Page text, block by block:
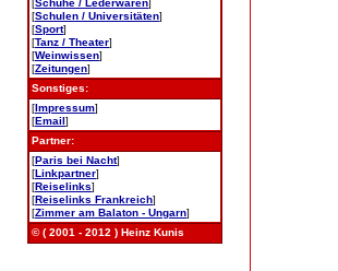
[Schuhe / Lederwaren]
[Schulen / Universitäten]
[Sport]
[Tanz / Theater]
[Weinwissen]
[Zeitungen]
Sonstiges:
[Impressum]
[Email]
Partner:
[Paris bei Nacht]
[Linkpartner]
[Reiselinks]
[Reiselinks Frankreich]
[Zimmer am Balaton - Ungarn]
© ( 2001 - 2012 ) Heinz Kunis